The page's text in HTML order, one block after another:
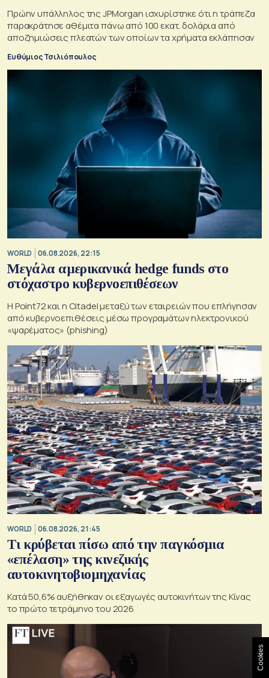
Πρώην υπάλληλος της JPMorgan ισχυρίστηκε ότι η τράπεζα
παρακράτησε αθέμιτα πάνω από 100 εκατ. δολάρια από
αποζημιώσεις πλεατών των οποίων τα χρήματα εκλάπησαν
Ευθύμιος Τσιλιόπουλος
WORLD 06.08.2026, 22:15
Μεγάλα αμερικανικά hedge funds στο
στόχαστρο κυβερνοεπιθέσεων
Η Point72 και η Citadel μεταξύ των εταιρειών που επλήγησαν
από κυβερνοεπιθέσεις μέσω προγραμάτων ηλεκτρονικού
«ψαρέματος» (phishing)
WORLD 06.08.2026, 21:45
Τι κρύβεται πίσω από την παγκόσμια
«επέλαση» της κινεζικής
αυτοκινητοβιομηχανίας
Κατά 50,6% αυξήθηκαν οι εξαγωγές αυτοκινήτων της Κίνας
το πρώτο τετράμηνο του 2026
Cookies